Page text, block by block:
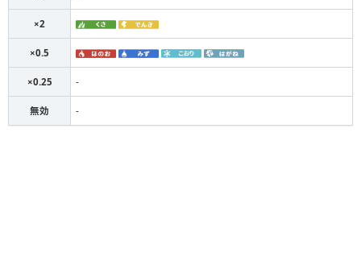
防御 128 117
特攻 145 132 100
特防
素早さ
×2
×0.5
×0.25 -
無効 -